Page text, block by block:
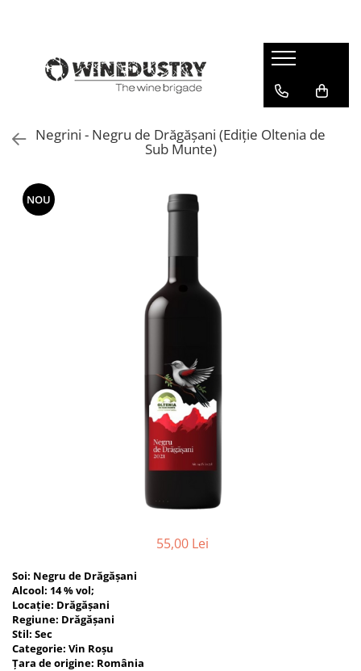
Negrini - Negru de Drăgășani (Ediție Oltenia de
Sub Munte)
NOU
55,00 Lei
Soi: Negru de Drăgășani
Alcool: 14 % vol;
Locaţie: Drăgășani
Regiune: Drăgășani
Stil: Sec
Categorie: Vin Roșu
Țara de origine: România